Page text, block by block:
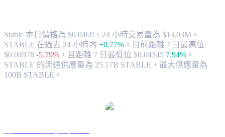
Stable 本日價格為 $0.0469，24 小時交易量為 $13.03M。
STABLE 在過去 24 小時內 +0.77% 。 目前距離 7 日最高位
$0.04978 -5.79% ， 且距離 7 日最低位 $0.04345 7.94% 。
STABLE 的流通供應量為 25.17B STABLE，最大供應量為
100B STABLE。